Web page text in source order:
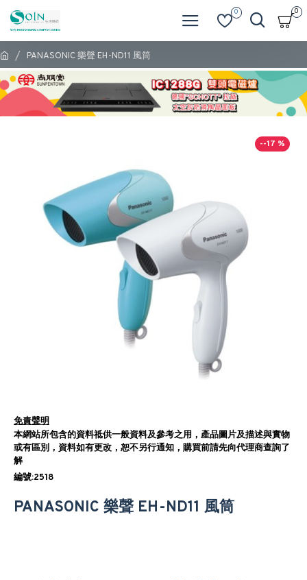
0 0
PANASONIC 樂聲 EH-ND11 風筒
--17 %
免責聲明
本網站所包含的資料祗供一般資料及參考之用，產品圖片及描述與實物
或有區別，資料如有更改，恕不另行通知，購買前請先向代理商查詢了
解
編號:2518
PANASONIC 樂聲 EH-ND11 風筒